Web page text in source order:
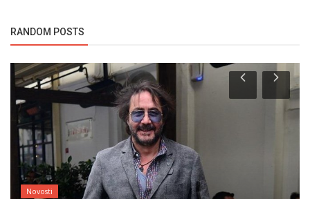
RANDOM POSTS
Novosti